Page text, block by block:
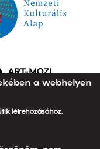
a webhelyen
létrehozásához.